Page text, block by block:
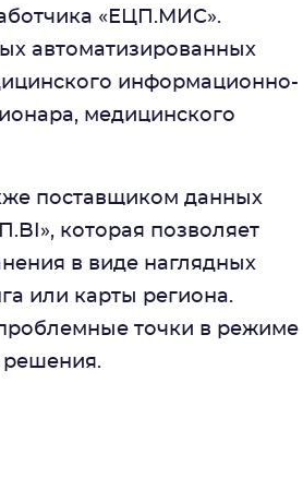
«ЕЦП.МИС».
автоматизированных
информационно-
медицинского
поставщиком данных
которая позволяет
в виде наглядных
или карты региона.
точки в режиме
решения.